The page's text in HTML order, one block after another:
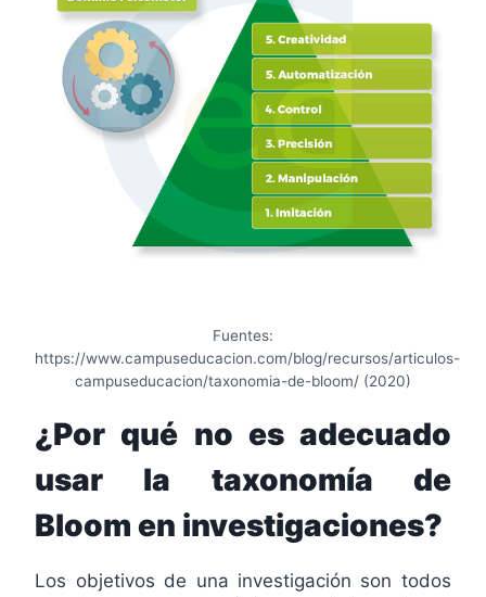
Fuentes:
https://www.campuseducacion.com/blog/recursos/articulos-
campuseducacion/taxonomia-de-bloom/ (2020)
¿Por qué no es adecuado
usar la taxonomía de
Bloom en investigaciones?
Los objetivos de una investigación son todos